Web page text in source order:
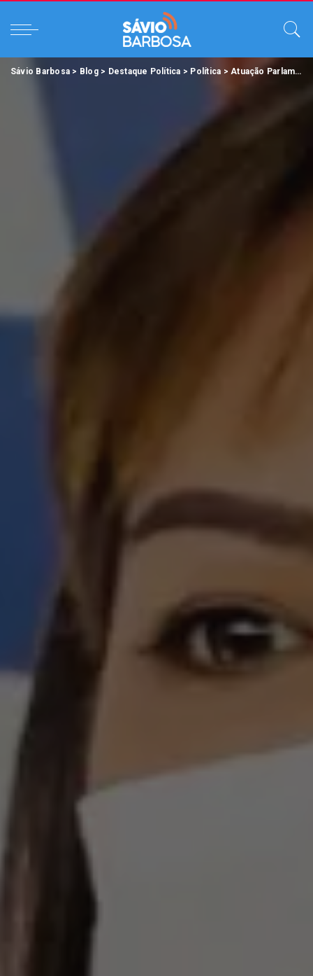
Sávio Barbosa > Blog> Destaque Política > Política >Atuação Parlamentar